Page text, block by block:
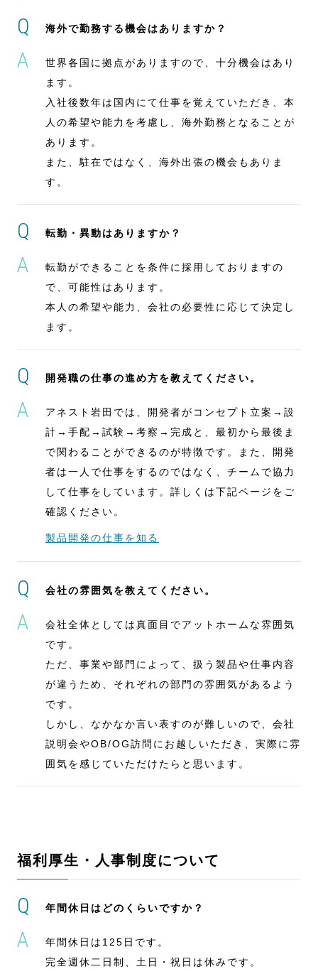
海外で勤務する機会はありますか？
世界各国に拠点がありますので、十分機会はあり
ます。
入社後数年は国内にて仕事を覚えていただき、本
人の希望や能力を考慮し、海外勤務となることが
あります。
また、駐在ではなく、海外出張の機会もありま
す。
転勤・異動はありますか？
転勤ができることを条件に採用しておりますの
で、可能性はあります。
本人の希望や能力、会社の必要性に応じて決定し
ます。
開発職の仕事の進め方を教えてください。
アネスト岩田では、開発者がコンセプト立案→設
計→手配→試験→考察→完成と、最初から最後ま
で関わることができるのが特徴です。また、開発
者は一人で仕事をするのではなく、チームで協力
して仕事をしています。詳しくは下記ページをご
確認ください。
製品開発の仕事を知る
会社の雰囲気を教えてください。
会社全体としては真面目でアットホームな雰囲気
です。
ただ、事業や部門によって、扱う製品や仕事内容
が違うため、それぞれの部門の雰囲気があるよう
です。
しかし、なかなか言い表すのが難しいので、会社
説明会やOB/OG訪問にお越しいただき、実際に雰
囲気を感じていただけたらと思います。
福利厚生・人事制度について
年間休日はどのくらいですか？
年間休日は125日です。
完全週休二日制、土日・祝日は休みです。